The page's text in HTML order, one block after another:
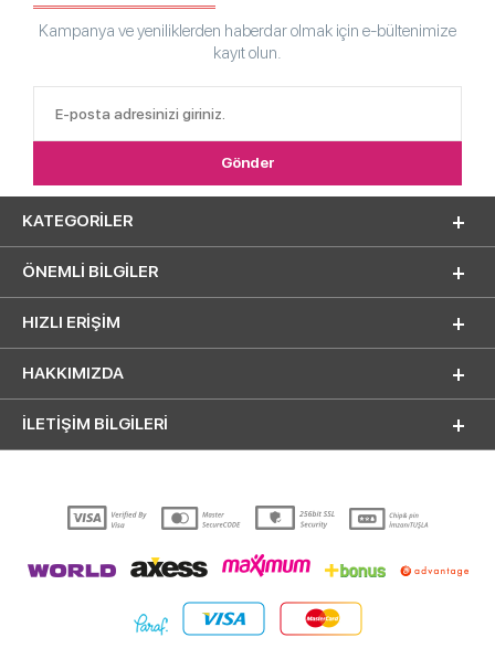
Kampanya ve yeniliklerden haberdar olmak için e-bültenimize
kayıt olun.
KATEGORILER
ÖNEMLI BILGILER
HIZLI ERIŞIM
HAKKIMIZDA
İLETİŞİM BİLGİLERİ